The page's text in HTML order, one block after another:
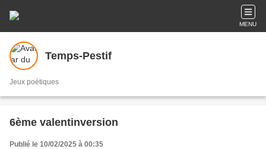
MENU
Temps-Pestif
Jeux poétiques
6ème valentinversion
Publié le 10/02/2025 à 00:35